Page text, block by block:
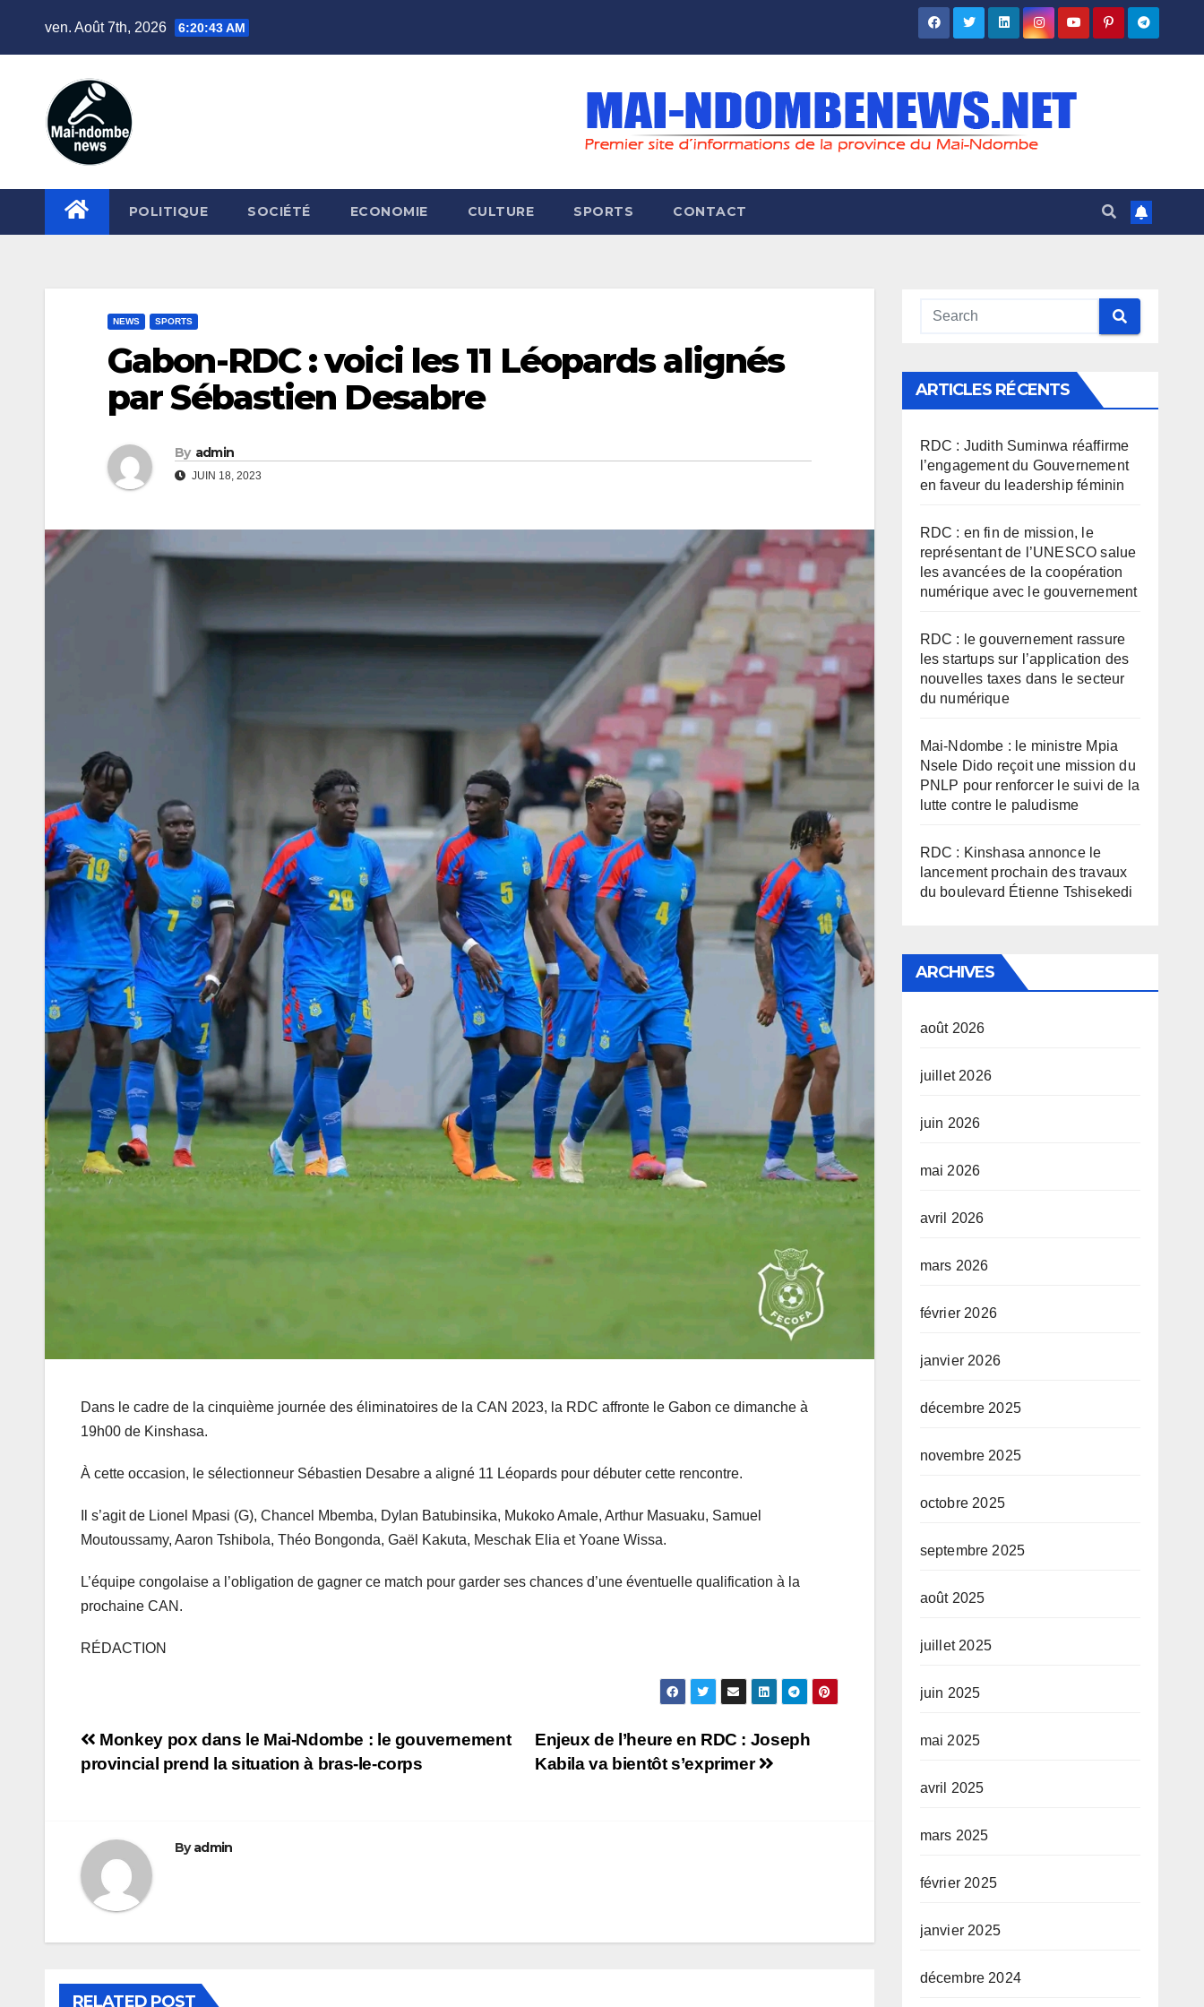
ven. Août 7th, 2026 6:20:45 AM
POLITIQUE SOCIÉTÉ ECONOMIE CULTURE SPORTS CONTACT
NEWS SPORTS
Gabon-RDC : voici les 11 Léopards alignés
par Sébastien Desabre
By admin
JUIN 18, 2023
Dans le cadre de la cinquième journée des éliminatoires de la CAN 2023, la RDC affronte le Gabon ce dimanche à
19h00 de Kinshasa.
À cette occasion, le sélectionneur Sébastien Desabre a aligné 11 Léopards pour débuter cette rencontre.
Il s’agit de Lionel Mpasi (G), Chancel Mbemba, Dylan Batubinsika, Mukoko Amale, Arthur Masuaku, Samuel
Moutoussamy, Aaron Tshibola, Théo Bongonda, Gaël Kakuta, Meschak Elia et Yoane Wissa.
L’équipe congolaise a l’obligation de gagner ce match pour garder ses chances d’une éventuelle qualification à la
prochaine CAN.
RÉDACTION
Navigation
de
Enjeux de l’heure en RDC : Joseph
Kabila va bientôt s’exprimer
Monkey pox dans le Mai-Ndombe : le gouvernement
provincial prend la situation à bras-le-corps
Byadmin
RELATED POST
ARTICLES RÉCENTS
RDC : Judith Suminwa réaffirme
l’engagement du Gouvernement
en faveur du leadership féminin
RDC : en fin de mission, le
représentant de l’UNESCO salue
les avancées de la coopération
numérique avec le gouvernement
RDC : le gouvernement rassure
les startups sur l’application des
nouvelles taxes dans le secteur
du numérique
Mai-Ndombe : le ministre Mpia
Nsele Dido reçoit une mission du
PNLP pour renforcer le suivi de la
lutte contre le paludisme
RDC : Kinshasa annonce le
lancement prochain des travaux
du boulevard Étienne Tshisekedi
ARCHIVES
août 2026
juillet 2026
juin 2026
mai 2026
avril 2026
mars 2026
février 2026
janvier 2026
décembre 2025
novembre 2025
octobre 2025
septembre 2025
août 2025
juillet 2025
juin 2025
mai 2025
avril 2025
mars 2025
février 2025
janvier 2025
décembre 2024